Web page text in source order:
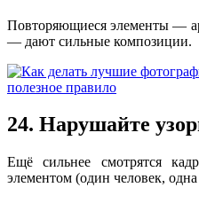
Повторяющиеся элементы —
— дают сильные композиции.
24. Нарушайте
Ещё сильнее смотрятся
элементом (один человек,